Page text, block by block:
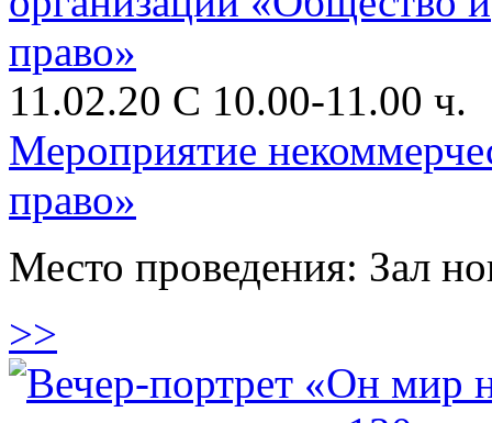
11.02.20 C 10.00-11.00 ч.
Мероприятие
право»
Место проведения: Зал
>>